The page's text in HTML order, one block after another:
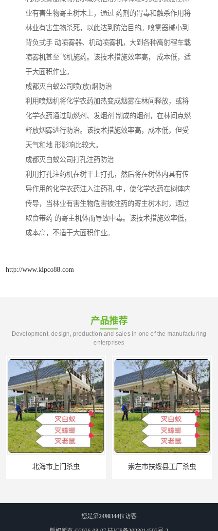
业有害生物寄主树木上，通过 药剂的胃毒和触杀作用将
林业有害生物杀死，以此达到防治目的。喷雾器械小到
背负式手 动喷雾器、机动喷雾机，大到各种高射程车载
喷雾机甚至飞机施药。该技术措施效率高， 成本低，适
于大面积作业。
成都灭白蚁公司喷(放)烟防治
利用喷烟机将化学农药加热变成烟雾在林间释放，或将
化学农药通过助燃剂、发烟剂 制成的烟剂，在林间点燃
释放烟雾进行防治。该技术措施效率高，成本低，但受
天气和地 形影响比较大。
成都灭白蚁公司打孔注药防治
利用打孔注药机在树干上打孔，然后将在树体内具有传
导作用的化学农药注入注药孔 中，使化学农药在树体内
传导，当林业有害生物危害被注药的寄主树木时，通过
取食带药 的寄主机体而导致中毒。该技术措施效率低，
成本高，不适于大面积作业。
http://www.klpco88.com
产品推荐
Development, design, production and sales in one of the manufacturing
enterprises
崇左市扶绥县工厂杀虫
您是第2490344位访客